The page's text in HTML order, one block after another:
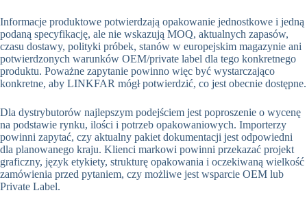
Informacje produktowe potwierdzają opakowanie jednostkowe i jedną
podaną specyfikację, ale nie wskazują MOQ, aktualnych zapasów,
czasu dostawy, polityki próbek, stanów w europejskim magazynie ani
potwierdzonych warunków OEM/private label dla tego konkretnego
produktu. Poważne zapytanie powinno więc być wystarczająco
konkretne, aby LINKFAR mógł potwierdzić, co jest obecnie dostępne.
Dla dystrybutorów najlepszym podejściem jest poproszenie o wycenę
na podstawie rynku, ilości i potrzeb opakowaniowych. Importerzy
powinni zapytać, czy aktualny pakiet dokumentacji jest odpowiedni
dla planowanego kraju. Klienci markowi powinni przekazać projekt
graficzny, język etykiety, strukturę opakowania i oczekiwaną wielkość
zamówienia przed pytaniem, czy możliwe jest wsparcie OEM lub
Private Label.